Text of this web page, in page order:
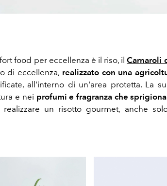
food per eccellenza è il riso, ilCarnaroli
di eccellenza, realizzato con una
all'interno di un'area protetta. La
e nei profumi e fragranza che sprigiona
un risotto gourmet, anche